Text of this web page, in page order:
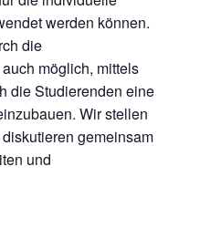
werden können.
die
möglich, mittels
die Studierenden eine
Wir stellen
gemeinsam
und